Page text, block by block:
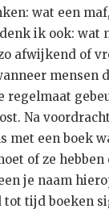
wat een
ik ook: wat
afwijkend of
mensen
regelmaat
Na
met een boek
of ze hebben
je naam
tijd boeken